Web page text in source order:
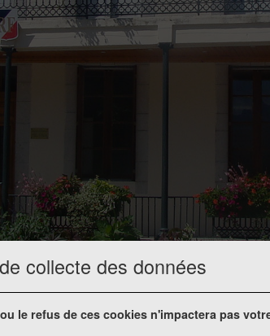
collecte des données
le refus de ces cookies n'impactera pas